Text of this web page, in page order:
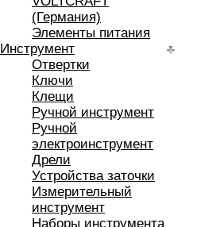
(Германия)
Элементы питания
Инструмент
Отвертки
Ключи
Клещи
Ручной инструмент
Ручной
электроинструмент
Дрели
Устройства заточки
Измерительный
инструмент
Наборы инструмента